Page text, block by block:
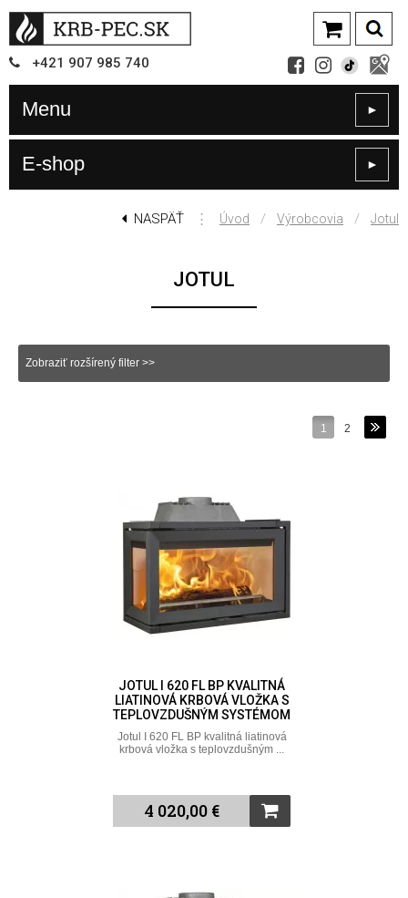
+421 907 985 740
Menu ►
E-shop ►
NASPÄŤ ⋮ Úvod / Výrobcovia / Jotul
JOTUL
Zobraziť rozšírený filter >>
1 2
JOTUL I 620 FL BP KVALITNÁ
LIATINOVÁ KRBOVÁ VLOŽKA S
TEPLOVZDUŠNÝM SYSTÉMOM
Jotul I 620 FL BP kvalitná liatinová
krbová vložka s teplovzdušným ...
4 020,00 €